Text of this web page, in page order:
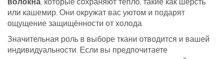
или кашемир. Они окружат вас уютом и подарят
ощущение защищённости от холода.
Значительная роль в выборе ткани отводится и вашей
индивидуальности. Если вы предпочитаете